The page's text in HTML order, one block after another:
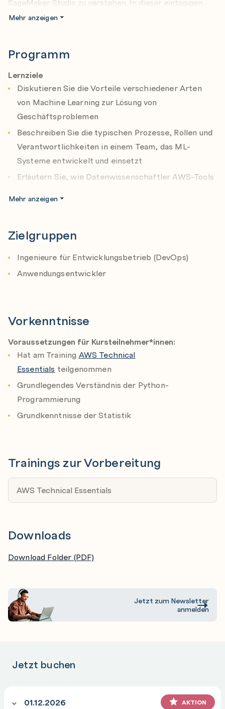
SageMaker Studio zu verstehen. In dieser eintägigen
Präsenzschulung erklärt Ihnen ein erfahrener AWS-
Mehr anzeigen
Programm
Lernziele
Diskutieren Sie die Vorteile verschiedener Arten
von Machine Learning zur Lösung von
Geschäftsproblemen
Beschreiben Sie die typischen Prozesse, Rollen und
Verantwortlichkeiten in einem Team, das ML-
Systeme entwickelt und einsetzt
Erläutern Sie, wie Datenwissenschaftler AWS-Tools
Geschäftsproblem zu lösen
Datenwissenschaftler unternimmt, um Daten
bewerten, zu optimieren und bereitzustellen
Und vieles mehr
Mehr anzeigen
Zielgruppen
Ingenieure für Entwicklungsbetrieb (DevOps)
Anwendungsentwickler
Vorkenntnisse
Voraussetzungen für Kursteilnehmer*innen:
Hat am Training AWS Technical
Essentials teilgenommen
Grundlegendes Verständnis der Python-
Programmierung
Grundkenntnisse der Statistik
Trainings zur Vorbereitung
AWS Technical Essentials
Downloads
Download Folder (PDF)
Jetzt zum Newsletter
anmelden
Jetzt buchen
01.12.2026 AKTION